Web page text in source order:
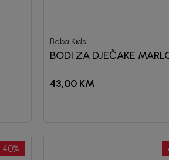
Beba Kids
BODI ZA DJEČAKE
43,00 KM
40%